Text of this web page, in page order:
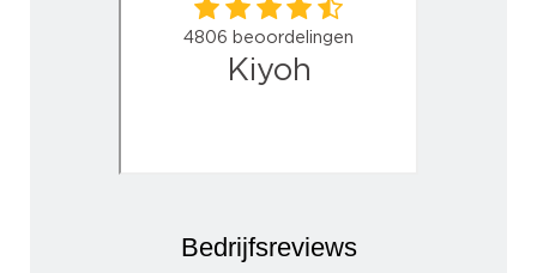
Bedrijfsreviews